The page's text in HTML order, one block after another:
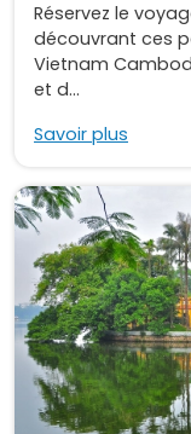
Réservez le
découvrant ces
Vietnam
et d...
Savoir plus